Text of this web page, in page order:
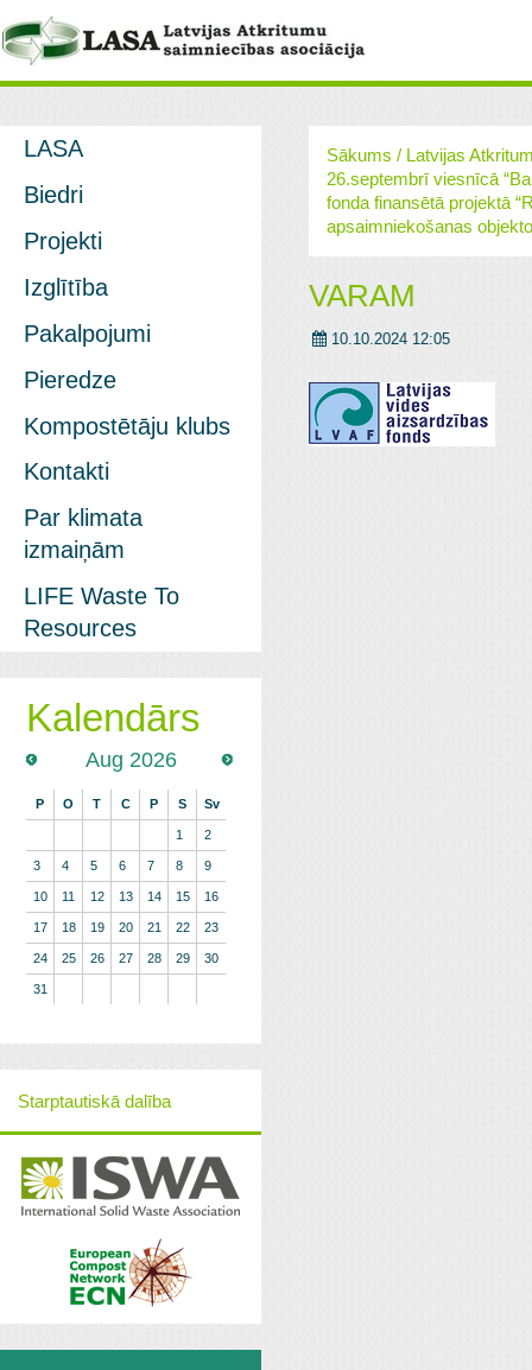
Sākums / Latvijas
26.septembrī viesnīcā
fonda finansētā projektā
apsaimniekošanas
VARAM
10.10.2024 12:05
LASA
Biedri
Projekti
Izglītība
Pakalpojumi
Pieredze
Kompostētāju klubs
Kontakti
Par klimata
izmaiņām
LIFE Waste To
Resources
Kalendārs
Aug 2026
P O T C P S Sv
1 2
3 4 5 6 7 8 9
10 11 12 13 14 15 16
17 18 19 20 21 22 23
24 25 26 27 28 29 30
31
Starptautiskā dalība